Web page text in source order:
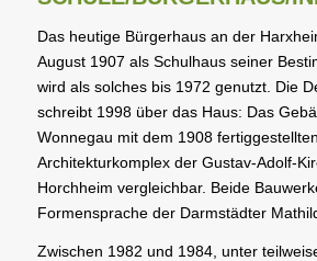
Das heutige Bürgerhaus an der
August 1907 als Schulhaus seiner
wird als solches bis 1972 genutzt. Die
schreibt 1998 über das Haus: Das
Wonnegau mit dem 1908 fertiggestellten
Architekturkomplex der Gustav-Adolf-
Horchheim vergleichbar. Beide
Formensprache der Darmstädter
Zwischen 1982 und 1984, unter